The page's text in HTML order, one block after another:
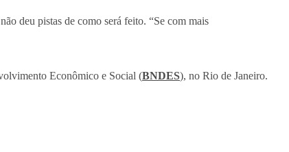
deu pistas de como será feito. “Se com mais
Econômico e Social (BNDES), no Rio de Janeiro.